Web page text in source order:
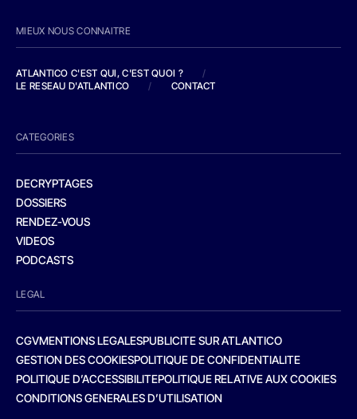
MIEUX NOUS CONNAITRE
ATLANTICO C'EST QUI, C'EST QUOI ?
/
LE RESEAU D'ATLANTICO
/ CONTACT
CATEGORIES
DECRYPTAGES
DOSSIERS
RENDEZ-VOUS
VIDEOS
PODCASTS
LEGAL
CGVMENTIONS LEGALESPUBLICITE SUR ATLANTICO
GESTION DES COOKIESPOLITIQUE DE CONFIDENTIALITE
POLITIQUE D’ACCESSIBILITEPOLITIQUE RELATIVE AUX COOKIES
CONDITIONS GENERALES D’UTILISATION